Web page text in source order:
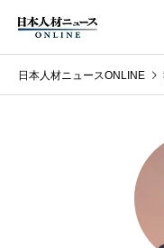
日本人材ニュースONLINE